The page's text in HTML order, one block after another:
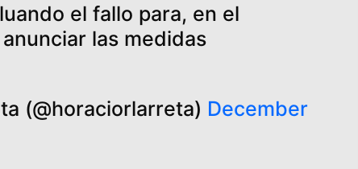
el fallo para, en el
las medidas
(@horaciorlarreta) December